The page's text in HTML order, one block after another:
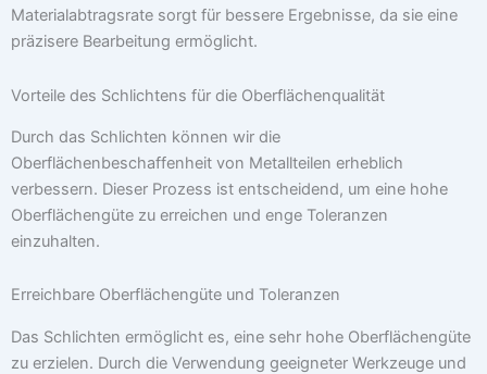
Materialabtragsrate sorgt für bessere Ergebnisse, da sie eine
präzisere Bearbeitung ermöglicht.
Vorteile des Schlichtens für die Oberflächenqualität
Durch das Schlichten können wir die
Oberflächenbeschaffenheit von Metallteilen erheblich
verbessern. Dieser Prozess ist entscheidend, um eine hohe
Oberflächengüte zu erreichen und enge Toleranzen
einzuhalten.
Erreichbare Oberflächengüte und Toleranzen
Das Schlichten ermöglicht es, eine sehr hohe Oberflächengüte
zu erzielen. Durch die Verwendung geeigneter Werkzeuge und